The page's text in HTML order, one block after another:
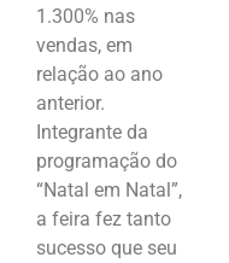
1.300% nas
vendas, em
relação ao ano
anterior.
Integrante da
programação do
“Natal em Natal”,
a feira fez tanto
sucesso que seu